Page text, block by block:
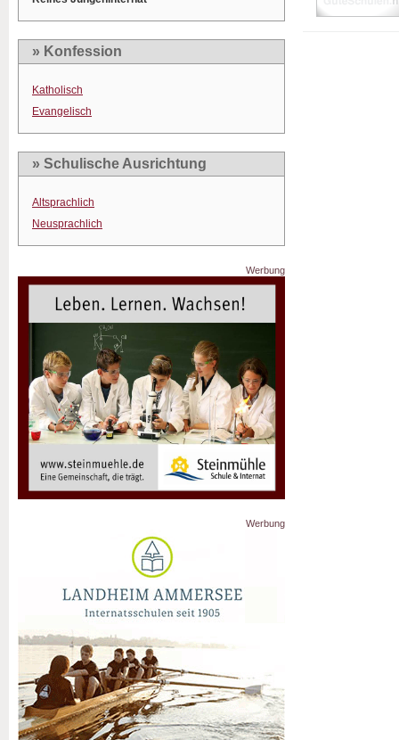
» Konfession
Katholisch
Evangelisch
» Schulische Ausrichtung
Altsprachlich
Neusprachlich
Werbung
Werbung